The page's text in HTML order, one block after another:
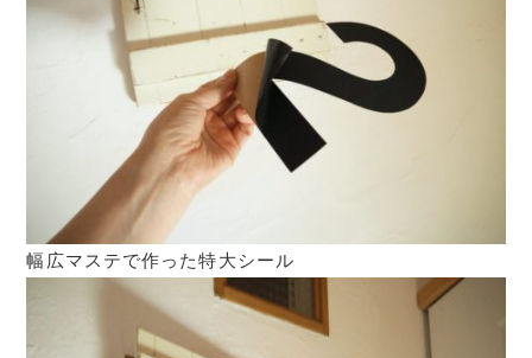
幅広マステで作った特大シール